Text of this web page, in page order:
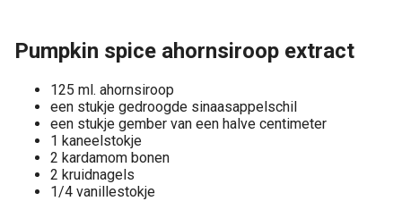
Pumpkin spice ahornsiroop extract
125 ml. ahornsiroop
een stukje gedroogde sinaasappelschil
een stukje gember van een halve centimeter
1 kaneelstokje
2 kardamom bonen
2 kruidnagels
1/4 vanillestokje